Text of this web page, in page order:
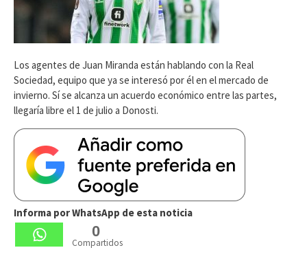
Los agentes de Juan Miranda están hablando con la Real
Sociedad, equipo que ya se interesó por él en el mercado de
invierno. Sí se alcanza un acuerdo económico entre las partes,
llegaría libre el 1 de julio a Donosti.
Informa por WhatsApp de esta noticia
0
Compartidos